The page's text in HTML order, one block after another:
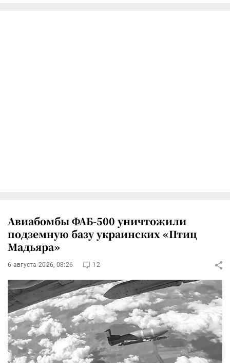
Авиабомбы ФАБ-500 уничтожили
подземную базу украинских «Птиц
Мадьяра»
6 августа 2026, 08:26 12